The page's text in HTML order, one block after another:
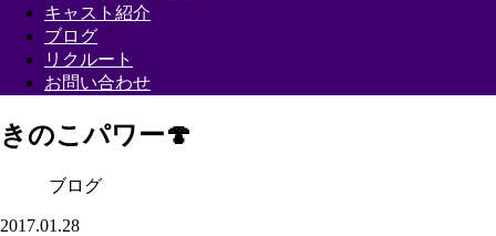
キャスト紹介
ブログ
リクルート
お問い合わせ
きのこパワー🍄
ブログ
2017.01.28